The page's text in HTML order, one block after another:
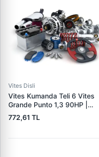
Vites Disli
Vites Kumanda Teli 6 Vites
Grande Punto 1,3 90HP |
SGM 151157 | OEM
55199874
772,61 TL